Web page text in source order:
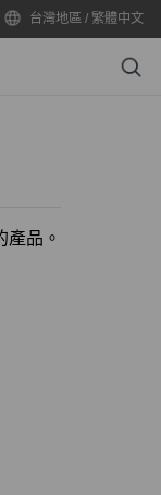
台灣地區 / 繁體中文
Search
品。